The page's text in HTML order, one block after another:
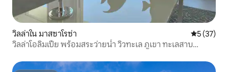
วิลล่าใน มาสซาโรซ่า คะแนนเฉลี่
5 (37)
วิลล่าโอลิมเปีย พร้อมสระว่ายน้ำ วิวทะเล ภูเขา ทะเลสาบ